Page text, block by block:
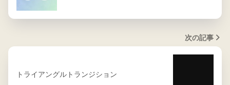
次の記事
トライアングルトランジション